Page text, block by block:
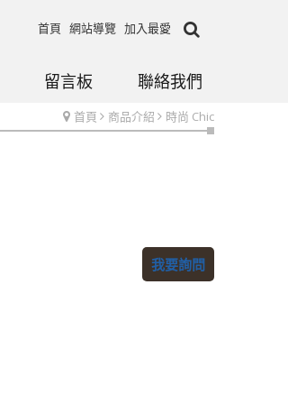
首頁 網站導覽 加入最愛
留言板 聯絡我們
首頁 商品介紹 時尚 Chic
我要詢問